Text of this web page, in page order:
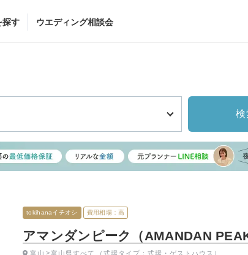
探す
ヘア&メイク
ブライダルエステ
家族フォト/ペッ
フォトウエディ
ップ一覧
スナップ写真シ
ウエディング相談会
検
アマンダンピーク（AMANDAN PEAK
tokihanaイチオシ 費用相場：高
富山 富山県すべて （式場タイプ：式場・ゲストハウス）